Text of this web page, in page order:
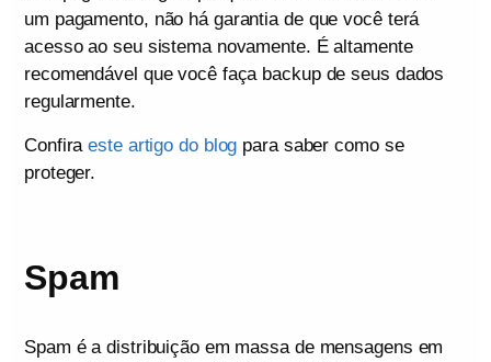
um pagamento, não há garantia de que você terá
acesso ao seu sistema novamente. É altamente
recomendável que você faça backup de seus dados
regularmente.
Confiraeste artigo do blog para saber como se
proteger.
Spam
Spam é a distribuição em massa de mensagens em